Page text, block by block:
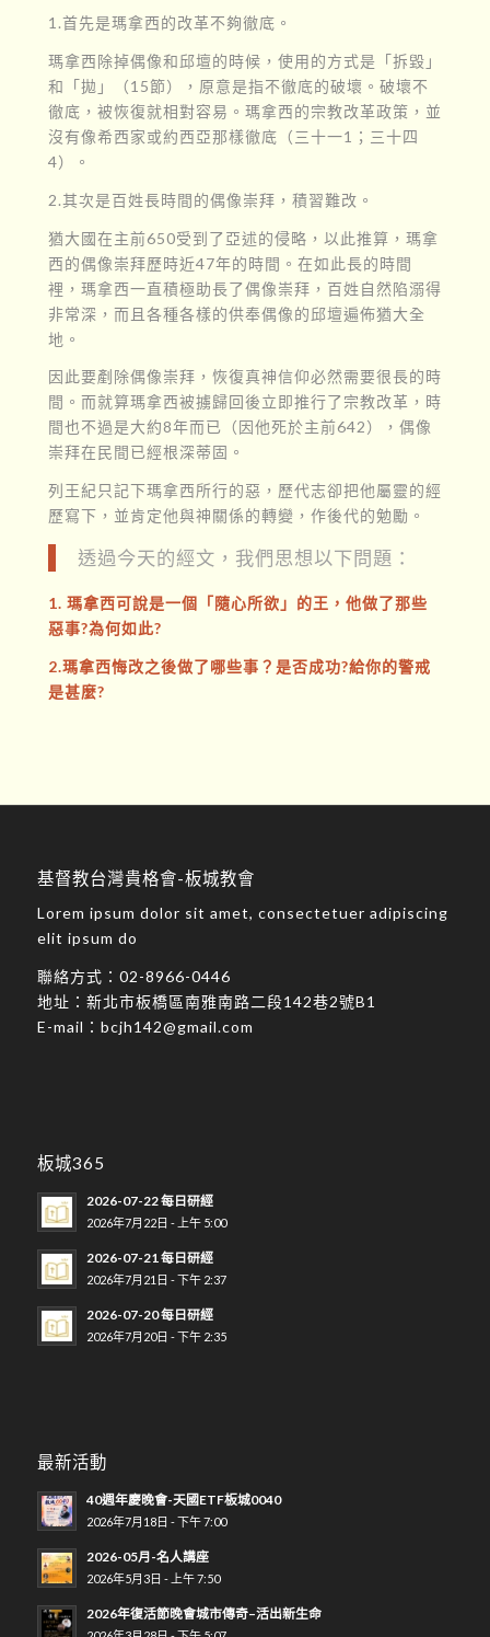
1.首先是瑪拿西的改革不夠徹底。
瑪拿西除掉偶像和邱壇的時候，使用的方式是「拆毀」
和「拋」（15節），原意是指不徹底的破壞。破壞不
徹底，被恢復就相對容易。瑪拿西的宗教改革政策，並
沒有像希西家或約西亞那樣徹底（三十一1；三十四
4）。
2.其次是百姓長時間的偶像崇拜，積習難改。
猶大國在主前650受到了亞述的侵略，以此推算，瑪拿
西的偶像崇拜歷時近47年的時間。在如此長的時間
裡，瑪拿西一直積極助長了偶像崇拜，百姓自然陷溺得
非常深，而且各種各樣的供奉偶像的邱壇遍佈猶大全
地。
因此要剷除偶像崇拜，恢復真神信仰必然需要很長的時
間。而就算瑪拿西被擄歸回後立即推行了宗教改革，時
間也不過是大約8年而已（因他死於主前642），偶像
崇拜在民間已經根深蒂固。
列王紀只記下瑪拿西所行的惡，歷代志卻把他屬靈的經
歷寫下，並肯定他與神關係的轉變，作後代的勉勵。
透過今天的經文，我們思想以下問題：
1. 瑪拿西可說是一個「隨心所欲」的王，他做了那些
惡事?為何如此?
2.瑪拿西悔改之後做了哪些事？是否成功?給你的警戒
是甚麼?
基督教台灣貴格會-板城教會
Lorem ipsum dolor sit amet, consectetuer adipiscing
elit ipsum do
聯絡方式： 02-8966-0446
地址： 新北市板橋區南雅南路二段142巷2號B1
E-mail： bcjh142@gmail.com
板城365
2026-07-22 每日研經
2026年7月22日 - 上午 5:00
2026-07-21 每日研經
2026年7月21日 - 下午 2:37
2026-07-20 每日研經
2026年7月20日 - 下午 2:35
最新活動
40週年慶晚會-天國ETF板城0040
2026年7月18日 - 下午 7:00
2026-05月-名人講座
2026年5月3日 - 上午 7:50
2026年復活節晚會城市傳奇–活出新生命